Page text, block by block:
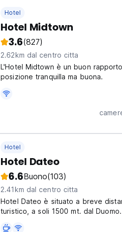
Hotel
Hotel Midtown
3.6(827)
2.62km dal centro citta
L'Hotel Midtown è un buon
posizione tranquilla ma buona.
Hotel
Hotel Dateo
6.6Buono(103)
2.41km dal centro citta
Hotel Dateo è situato a breve
turistico, a soli 1500 mt. dal